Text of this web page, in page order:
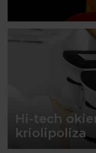
HI-TECH
Hi-tech
kriolipoliza